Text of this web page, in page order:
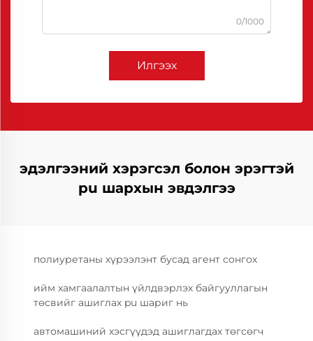
0/1000
Илгээх
эдэлгээний хэрэгсэл болон эрэгтэй
pu шархын эвдэлгээ
полиуретаны хүрээлэнт бусад агент сонгох
ийм хамгаалалтын үйлдвэрлэх байгууллагын
төсвийг ашиглах pu шариг нь
автомашиний хэсгүүдэд ашиглагдах төгсөгч